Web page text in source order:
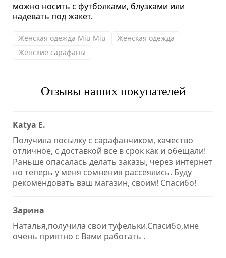
можно носить с футболками, блузками или
надевать под жакет.
Женская одежда Miu Miu
Женская одежда
Женские сарафаны
Отзывы наших покупателей
Katya E.
Получила посылку с сарафанчиком, качество
отличное, с доставкой все в срок как и обещали!
Раньше опасалась делать заказы, через интернет
но теперь у меня сомнения рассеялись. Буду
рекомендовать ваш магазин, своим! Спасибо!
Зарина
Наталья,получила свои туфельки.Спасибо,мне
очень приятно с Вами работать .